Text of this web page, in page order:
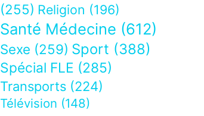
(255) Religion (196)
Santé Médecine (612)
Sexe (259) Sport (388)
Spécial FLE (285)
Transports (224)
Télévision (148)